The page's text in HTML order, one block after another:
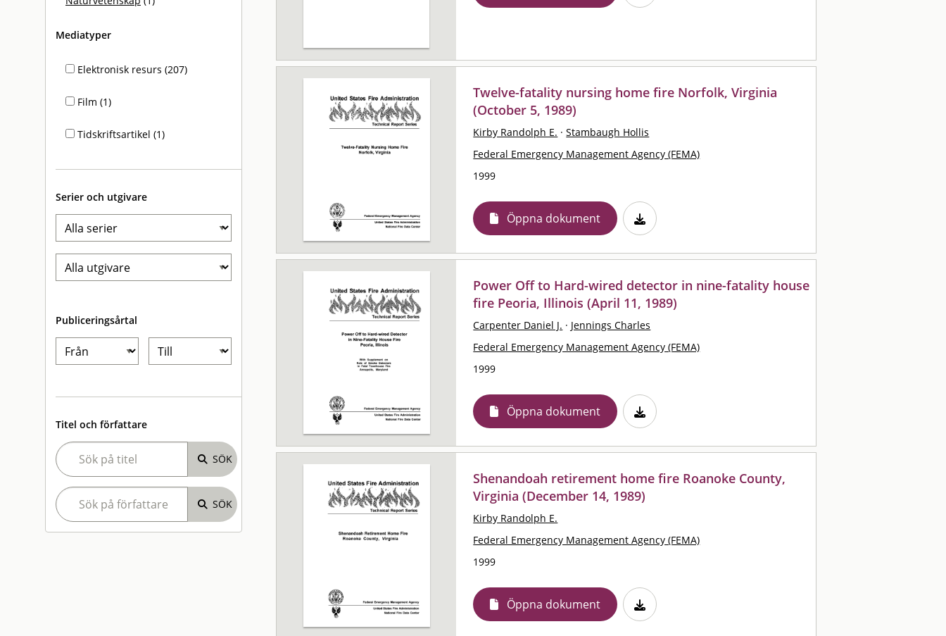
Mediatyper
Elektronisk resurs (207)
Film (1)
Tidskriftsartikel (1)
Serier och utgivare
Publiceringsårtal
Titel och författare
Twelve-fatality nursing home fire Norfolk, Virginia
(October 5, 1989)
Kirby Randolph E. · Stambaugh Hollis
Federal Emergency Management Agency (FEMA)
1999
Öppna dokument
Power Off to Hard-wired detector in nine-fatality house
fire Peoria, Illinois (April 11, 1989)
Carpenter Daniel J. · Jennings Charles
Federal Emergency Management Agency (FEMA)
1999
Öppna dokument
Shenandoah retirement home fire Roanoke County,
Virginia (December 14, 1989)
Kirby Randolph E.
Federal Emergency Management Agency (FEMA)
1999
Öppna dokument